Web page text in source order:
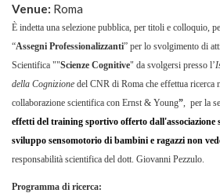
Venue: Roma
È indetta una selezione pubblica, per titoli e colloquio,
“Assegni Professionalizzanti” per lo svolgimento di
Scientifica ""Scienze Cognitive" da svolgersi presso l’
della Cognizione del CNR di Roma che effettua
collaborazione scientifica con Ernst & Young”, per la
effetti del training sportivo offerto dall'associazione
sviluppo sensomotorio di bambini e ragazzi non
responsabilità scientifica del dott. Giovanni Pezzulo.
Programma di ricerca: